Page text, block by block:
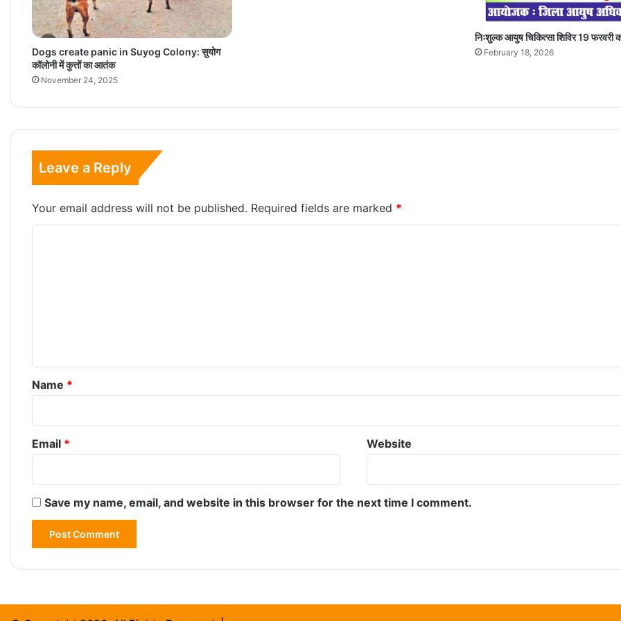
Dogs create panic in Suyog Colony: सुयोग
कॉलोनी में कुत्तों का आतंक
November 24, 2025
निःशुल्क आयुष चिकित्सा शिविर 19 फरवरी
February 18, 2026
Leave a Reply
Your email address will not be published. Required fields are marked *
*
Name *
Email * Website
Save my name, email, and website in this browser for the next time I comment.